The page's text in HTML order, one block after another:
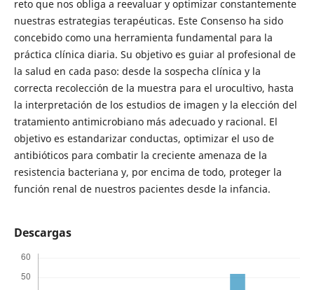
reto que nos obliga a reevaluar y optimizar constantemente
nuestras estrategias terapéuticas. Este Consenso ha sido
concebido como una herramienta fundamental para la
práctica clínica diaria. Su objetivo es guiar al profesional de
la salud en cada paso: desde la sospecha clínica y la
correcta recolección de la muestra para el urocultivo, hasta
la interpretación de los estudios de imagen y la elección del
tratamiento antimicrobiano más adecuado y racional. El
objetivo es estandarizar conductas, optimizar el uso de
antibióticos para combatir la creciente amenaza de la
resistencia bacteriana y, por encima de todo, proteger la
función renal de nuestros pacientes desde la infancia.
Descargas